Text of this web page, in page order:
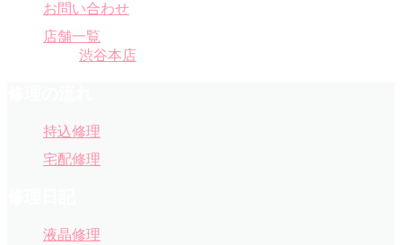
お問い合わせ
店舗一覧
渋谷本店
持込修理
宅配修理
液晶修理